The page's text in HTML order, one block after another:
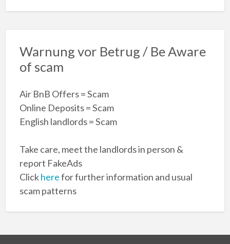
Warnung vor Betrug / Be Aware
of scam
Air BnB Offers = Scam
Online Deposits = Scam
English landlords = Scam
Take care, meet the landlords in person &
report FakeAds
Clickherefor further information and usual
scam patterns